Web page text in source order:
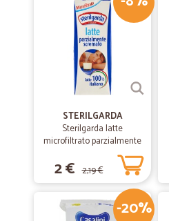
STERILGARDA
Sterilgarda latte
microfiltrato parzialmente
2 € 2,19 €
-20%